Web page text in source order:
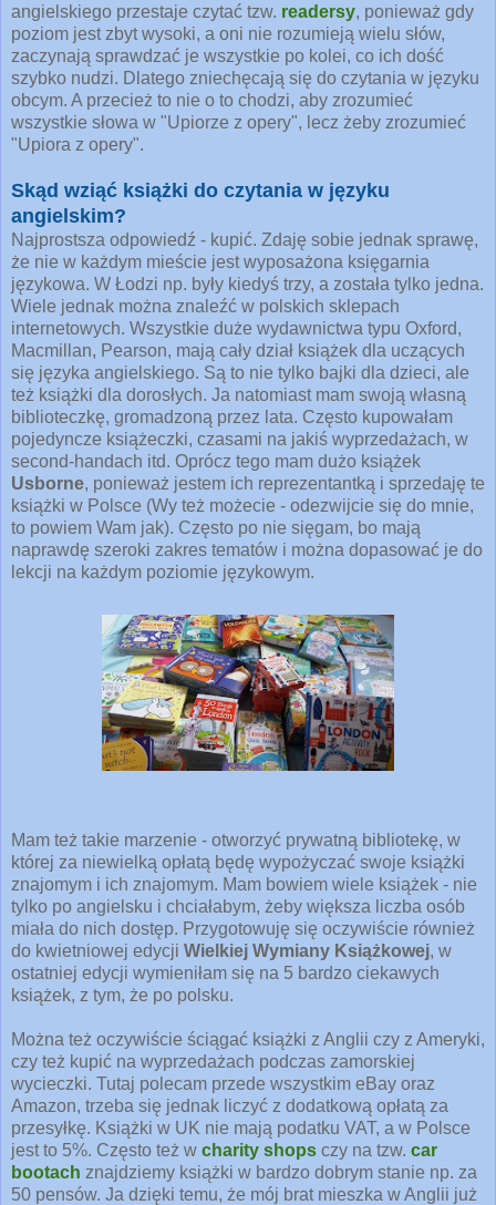
angielskiego przestaje czytać tzw. readersy, ponieważ gdy
poziom jest zbyt wysoki, a oni nie rozumieją wielu słów,
zaczynają sprawdzać je wszystkie po kolei, co ich dość
szybko nudzi. Dlatego zniechęcają się do czytania w języku
obcym. A przecież to nie o to chodzi, aby zrozumieć
wszystkie słowa w "Upiorze z opery", lecz żeby zrozumieć
"Upiora z opery".
Skąd wziąć książki do czytania w języku
angielskim?
Najprostsza odpowiedź - kupić. Zdaję sobie jednak sprawę,
że nie w każdym mieście jest wyposażona księgarnia
językowa. W Łodzi np. były kiedyś trzy, a została tylko jedna.
Wiele jednak można znaleźć w polskich sklepach
internetowych. Wszystkie duże wydawnictwa typu Oxford,
Macmillan, Pearson, mają cały dział książek dla uczących
się języka angielskiego. Są to nie tylko bajki dla dzieci, ale
też książki dla dorosłych. Ja natomiast mam swoją własną
biblioteczkę, gromadzoną przez lata. Często kupowałam
pojedyncze książeczki, czasami na jakiś wyprzedażach, w
second-handach itd. Oprócz tego mam dużo książek
Usborne, ponieważ jestem ich reprezentantką i sprzedaję te
książki w Polsce (Wy też możecie - odezwijcie się do mnie,
to powiem Wam jak). Często po nie sięgam, bo mają
naprawdę szeroki zakres tematów i można dopasować je do
lekcji na każdym poziomie językowym.
Mam też takie marzenie - otworzyć prywatną bibliotekę, w
której za niewielką opłatą będę wypożyczać swoje książki
znajomym i ich znajomym. Mam bowiem wiele książek - nie
tylko po angielsku i chciałabym, żeby większa liczba osób
miała do nich dostęp. Przygotowuję się oczywiście również
do kwietniowej edycji Wielkiej Wymiany Książkowej, w
ostatniej edycji wymieniłam się na 5 bardzo ciekawych
książek, z tym, że po polsku.
Można też oczywiście ściągać książki z Anglii czy z Ameryki,
czy też kupić na wyprzedażach podczas zamorskiej
wycieczki. Tutaj polecam przede wszystkim eBay oraz
Amazon, trzeba się jednak liczyć z dodatkową opłatą za
przesyłkę. Książki w UK nie mają podatku VAT, a w Polsce
jest to 5%. Często też w charity shops czy na tzw. car
bootach znajdziemy książki w bardzo dobrym stanie np. za
50 pensów. Ja dzięki temu, że mój brat mieszka w Anglii już